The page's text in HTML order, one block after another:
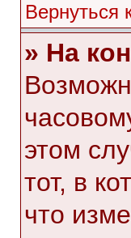
Вернуться
» На
этом
тот, в
что